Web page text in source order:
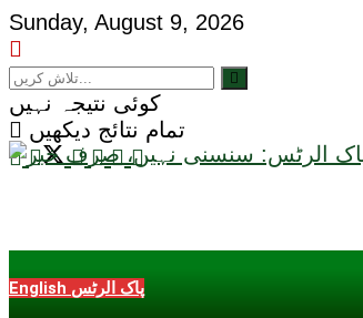
Sunday, August 9, 2026
کوئی نتیجہ نہیں
تمام نتائج دیکھیں
English پاک الرٹس